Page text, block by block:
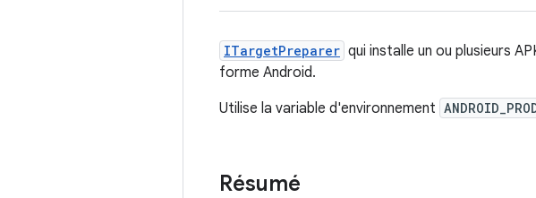
ITargetPreparer qui installe un ou plusieurs
forme Android.
Utilise la variable d'environnement
Résumé